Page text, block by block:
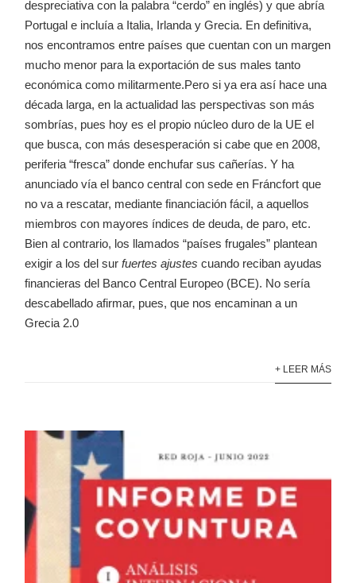
despreciativa con la palabra “cerdo” en inglés) y que abría
Portugal e incluía a Italia, Irlanda y Grecia. En definitiva,
nos encontramos entre países que cuentan con un margen
mucho menor para la exportación de sus males tanto
económica como militarmente.Pero si ya era así hace una
década larga, en la actualidad las perspectivas son más
sombrías, pues hoy es el propio núcleo duro de la UE el
que busca, con más desesperación si cabe que en 2008,
periferia “fresca” donde enchufar sus cañerías. Y ha
anunciado vía el banco central con sede en Fráncfort que
no va a rescatar, mediante financiación fácil, a aquellos
miembros con mayores índices de deuda, de paro, etc.
Bien al contrario, los llamados “países frugales” plantean
exigir a los del surfuertes ajustes cuando reciban ayudas
financieras del Banco Central Europeo (BCE). No sería
descabellado afirmar, pues, que nos encaminan a un
Grecia 2.0
+ LEER MÁS